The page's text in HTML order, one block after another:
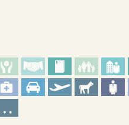
NOS VALEURSRÔLE DU COURTIER
CODE
SANTÉ
AUTOMOBILE
VOYAGE